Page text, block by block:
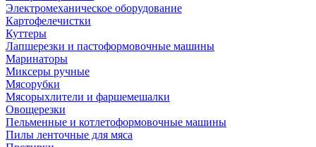
Электромеханическое оборудование
Картофелечистки
Куттеры
Лапшерезки и пастоформовочные машины
Маринаторы
Миксеры ручные
Мясорубки
Мясорыхлители и фаршемешалки
Овощерезки
Пельменные и котлетоформовочные машины
Пилы ленточные для мяса